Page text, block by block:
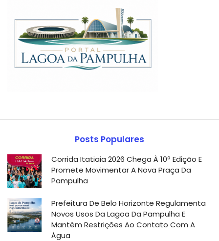
Posts Populares
Corrida Itatiaia 2026 Chega À 10ª Edição E
Promete Movimentar A Nova Praça Da
Pampulha
Prefeitura De Belo Horizonte Regulamenta
Novos Usos Da Lagoa Da Pampulha E
Mantém Restrições Ao Contato Com A
Água